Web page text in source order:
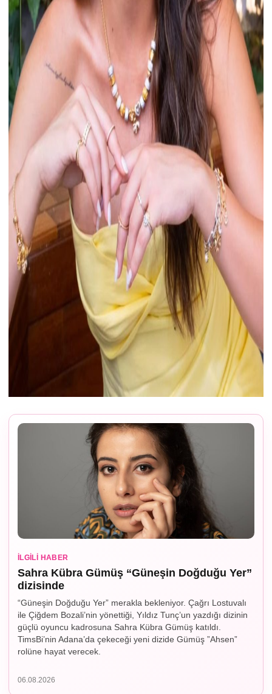
İLGILI HABER
Sahra Kübra Gümüş “Güneşin Doğduğu Yer”
dizisinde
“Güneşin Doğduğu Yer” merakla bekleniyor. Çağrı Lostuvalı
ile Çiğdem Bozali’nin yönettiği, Yıldız Tunç’un yazdığı dizinin
güçlü oyuncu kadrosuna Sahra Kübra Gümüş katıldı.
TimsBi’nin Adana’da çekeceği yeni dizide Gümüş ”Ahsen”
rolüne hayat verecek.
06.08.2026